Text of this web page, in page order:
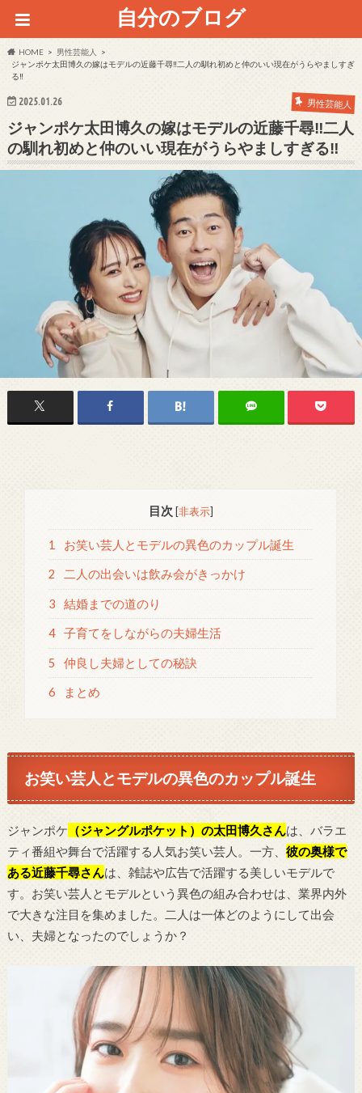
自分のブログ
HOME
男性芸能人
ジャンポケ太田博久の嫁はモデルの近藤千尋‼二人の馴れ初めと仲のいい現在がうらやましすぎ
る‼
2025.01.26 男性芸能人
ジャンポケ太田博久の嫁はモデルの近藤千尋‼二人
の馴れ初めと仲のいい現在がうらやましすぎる‼
目次 [非表示]
1 お笑い芸人とモデルの異色のカップル誕生
2 二人の出会いは飲み会がきっかけ
3 結婚までの道のり
4 子育てをしながらの夫婦生活
5 仲良し夫婦としての秘訣
6 まとめ
お笑い芸人とモデルの異色のカップル誕生
ジャンポケ （ジャングルポケット）の太田博久さんは、バラエ
ティ番組や舞台で活躍する人気お笑い芸人。一方、 彼の奥様で
ある近藤千尋さんは、雑誌や広告で活躍する美しいモデルで
す。お笑い芸人とモデルという異色の組み合わせは、業界内外
で大きな注目を集めました。二人は一体どのようにして出会
い、夫婦となったのでしょうか？